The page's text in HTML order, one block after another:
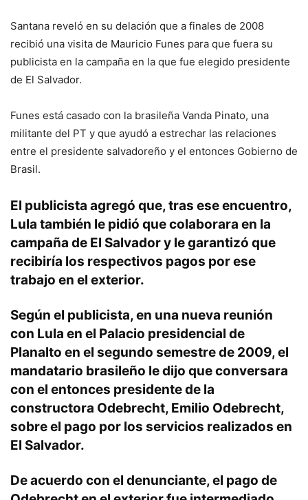
Santana reveló en su delación que a finales de 2008
recibió una visita de Mauricio Funes para que fuera su
publicista en la campaña en la que fue elegido presidente
de El Salvador.
Funes está casado con la brasileña Vanda Pinato, una
militante del PT y que ayudó a estrechar las relaciones
entre el presidente salvadoreño y el entonces Gobierno de
Brasil.
El publicista agregó que, tras ese encuentro,
Lula también le pidió que colaborara en la
campaña de El Salvador y le garantizó que
recibiría los respectivos pagos por ese
trabajo en el exterior.
Según el publicista, en una nueva reunión
con Lula en el Palacio presidencial de
Planalto en el segundo semestre de 2009, el
mandatario brasileño le dijo que conversara
con el entonces presidente de la
constructora Odebrecht, Emilio Odebrecht,
sobre el pago por los servicios realizados en
El Salvador.
De acuerdo con el denunciante, el pago de